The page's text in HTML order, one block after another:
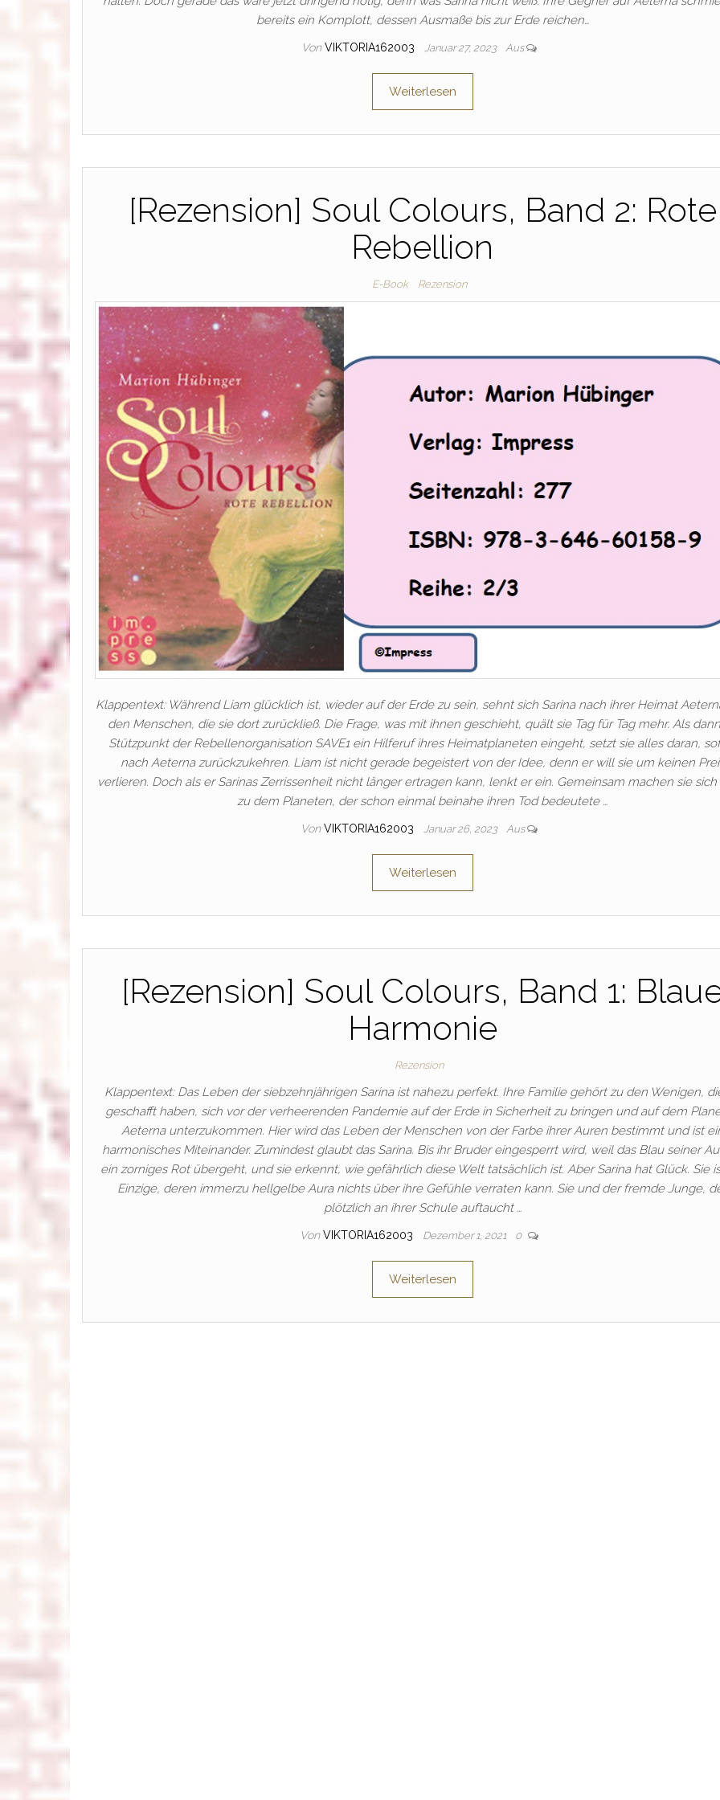
bereits ein Komplott, dessen Ausmaße bis zur Erde reichen…
Von VIKTORIA162003 Januar 27, 2023 Aus
Weiterlesen
[Rezension] Soul Colours, Band 2: Rote
Rebellion
E-Book Rezension
Klappentext: Während Liam glücklich ist, wieder auf der Erde zu sein, sehnt sich Sarina nach ihrer Heimat
den Menschen, die sie dort zurückließ. Die Frage, was mit ihnen geschieht, quält sie Tag für Tag mehr. Als
Stützpunkt der Rebellenorganisation SAVE1 ein Hilferuf ihres Heimatplaneten eingeht, setzt sie alles daran,
nach Aeterna zurückzukehren. Liam ist nicht gerade begeistert von der Idee, denn er will sie um keinen
verlieren. Doch als er Sarinas Zerrissenheit nicht länger ertragen kann, lenkt er ein. Gemeinsam machen sie sich
zu dem Planeten, der schon einmal beinahe ihren Tod bedeutete …
Von VIKTORIA162003 Januar 26, 2023 Aus
Weiterlesen
[Rezension] Soul Colours, Band 1:
Harmonie
Rezension
Klappentext: Das Leben der siebzehnjährigen Sarina ist nahezu perfekt. Ihre Familie gehört zu den Wenigen,
geschafft haben, sich vor der verheerenden Pandemie auf der Erde in Sicherheit zu bringen und auf dem
Aeterna unterzukommen. Hier wird das Leben der Menschen von der Farbe ihrer Auren bestimmt und ist
harmonisches Miteinander. Zumindest glaubt das Sarina. Bis ihr Bruder eingesperrt wird, weil das Blau seiner
ein zorniges Rot übergeht, und sie erkennt, wie gefährlich diese Welt tatsächlich ist. Aber Sarina hat Glück. Sie
Einzige, deren immerzu hellgelbe Aura nichts über ihre Gefühle verraten kann. Sie und der fremde Junge,
plötzlich an ihrer Schule auftaucht …
Von VIKTORIA162003 Dezember 1, 2021 0
Weiterlesen